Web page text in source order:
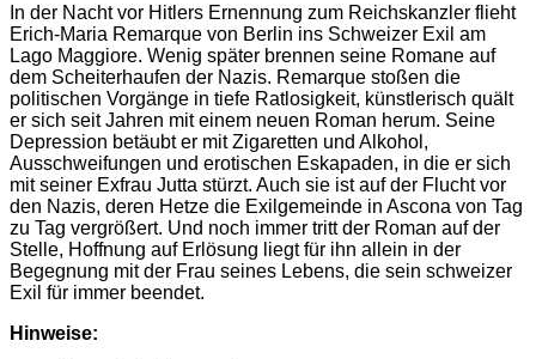
In der Nacht vor Hitlers Ernennung zum Reichskanzler flieht
Erich-Maria Remarque von Berlin ins Schweizer Exil am
Lago Maggiore. Wenig später brennen seine Romane auf
dem Scheiterhaufen der Nazis. Remarque stoßen die
politischen Vorgänge in tiefe Ratlosigkeit, künstlerisch quält
er sich seit Jahren mit einem neuen Roman herum. Seine
Depression betäubt er mit Zigaretten und Alkohol,
Ausschweifungen und erotischen Eskapaden, in die er sich
mit seiner Exfrau Jutta stürzt. Auch sie ist auf der Flucht vor
den Nazis, deren Hetze die Exilgemeinde in Ascona von Tag
zu Tag vergrößert. Und noch immer tritt der Roman auf der
Stelle, Hoffnung auf Erlösung liegt für ihn allein in der
Begegnung mit der Frau seines Lebens, die sein schweizer
Exil für immer beendet.
Hinweise: